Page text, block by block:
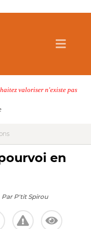
valoriser n'existe pas
en
Par P'tit Spirou